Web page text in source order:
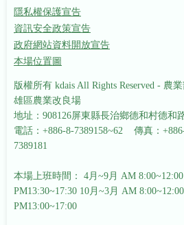
隱私權保護宣告
資訊安全政策宣告
政府網站資料開放宣告
本場位置圖
版權所有 kdais All Rights Reserved - 農
雄區農業改良場
地址：908126屏東縣長治鄉德和村德和
電話：+886-8-7389158~62 傳真：
7389181
本場上班時間： 4月~9月 AM 8:00~12:00
PM13:30~17:30 10月~3月 AM 8:00~12:00
PM13:00~17:00